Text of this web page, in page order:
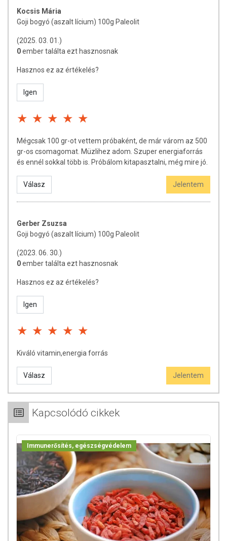
In vitro tanulmányok azt mutatják, hogy a goji bogyóban
található ásványi anyagoknak köszönhetően több féle rák-
mechanizmussal, hogy meggátolja a rák-sejtek osztódását,
amely által csökken azok reproduktív kapacitása. Egy
csoporthoz képest a rákbetegek 58%-ában csökkent a
tumor növekedés a goji bogyót hatására. Egy Mongóliában
végzett tanulmány azt mutatta, hogy a goji bogyót
aktivitása, és vérük megfiatalodott.
A Lycium Barbarum (a goji latin neve) számos
legendás egészség-növelő hatását tudományos
tanulmányok erősítik meg. Ezek az:
immunválaszt fokozó hatás
kimerültség ellenes hatás
A goji gyümölcse az az élelmiszer, amely az ORAC-skálán a
legmagasabb, 3472 egységnyi, antioxidáns hatással
rendelkezik.
Az ORAC-skála az USA mezőgazdasági minisztériuma által
standardizált minősítés az élelmiszerek antioxidáns
Absorbance Capacity (oxigén gyök abszorbancia kapacitás)
kifejezés rövidítése, és egysége az ORAC-egység/ 100 g
Kocsis Mária
Goji bogyó (aszalt lícium) 100g Paleolit
(2025. 03. 01.)
0ember találta ezt hasznosnak
Hasznos ez az értékelés?
Igen
Mégcsak 100 gr-ot vettem próbaként, de már várom az 500
gr-os csomagomat. Müzlihez adom. Szuper energiaforrás
és ennél sokkal több is. Próbálom kitapasztalni, még mire jó.
Válasz Jelentem
Gerber Zsuzsa
Goji bogyó (aszalt lícium) 100g Paleolit
(2023. 06. 30.)
0ember találta ezt hasznosnak
Hasznos ez az értékelés?
Igen
Kiváló vitamin,energia forrás
Válasz Jelentem
Kapcsolódó cikkek
Immunerősítés, egészségvédelem